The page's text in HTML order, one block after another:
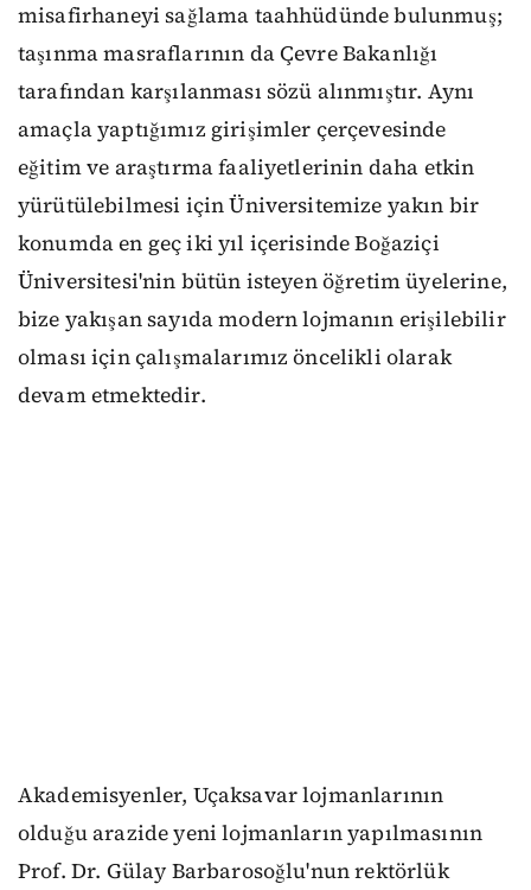
misafirhaneyi sağlama taahhüdünde bulunmuş;
taşınma masraflarının da Çevre Bakanlığı
tarafından karşılanması sözü alınmıştır. Aynı
amaçla yaptığımız girişimler çerçevesinde
eğitim ve araştırma faaliyetlerinin daha etkin
yürütülebilmesi için Üniversitemize yakın bir
konumda en geç iki yıl içerisinde Boğaziçi
Üniversitesi'nin bütün isteyen öğretim üyelerine,
bize yakışan sayıda modern lojmanın erişilebilir
olması için çalışmalarımız öncelikli olarak
devam etmektedir.
Akademisyenler, Uçaksavar lojmanlarının
olduğu arazide yeni lojmanların yapılmasının
Prof. Dr. Gülay Barbarosoğlu'nun rektörlük